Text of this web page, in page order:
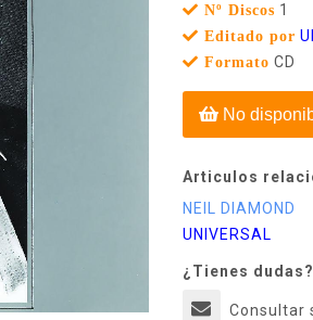
Nº Discos 1
Editado por
Formato CD
No
Articulos
NEIL DIAMOND
UNIVERSAL
¿Tienes
Consultar